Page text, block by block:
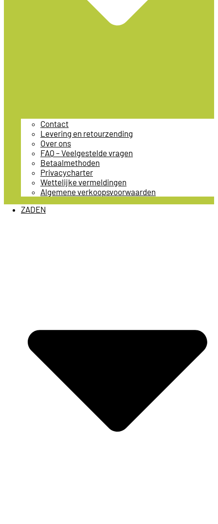
Contact
Levering en retourzending
Over ons
FAQ – Veelgestelde vragen
Betaalmethoden
Privacycharter
Wettelijke vermeldingen
Algemene verkoopsvoorwaarden
ZADEN